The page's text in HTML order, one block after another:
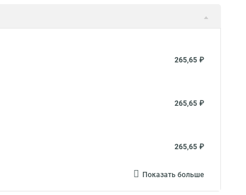
265,65 ₽
265,65 ₽
265,65 ₽
Показать больше